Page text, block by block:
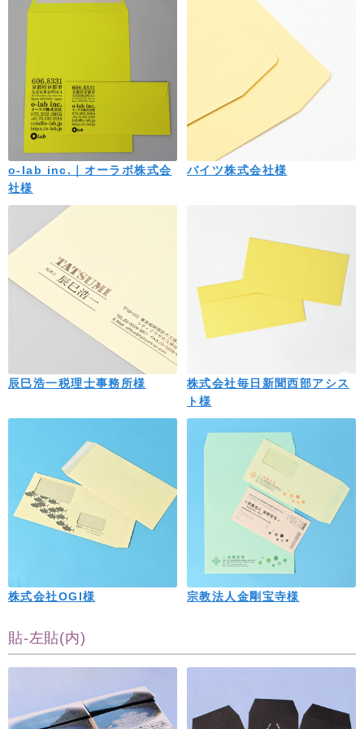
o-lab inc.｜オーラボ株式会
社様
バイツ株式会社様
辰巳浩一税理士事務所様
株式会社毎日新聞西部アシス
ト様
株式会社OGI様 宗教法人金剛宝寺様
貼-左貼(内)